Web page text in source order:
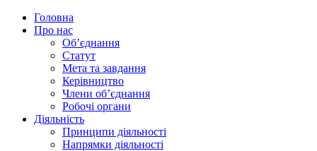
Головна
Про нас
Об’єднання
Статут
Мета та завдання
Керівництво
Члени об’єднання
Робочі органи
Діяльність
Принципи діяльності
Напрямки діяльності